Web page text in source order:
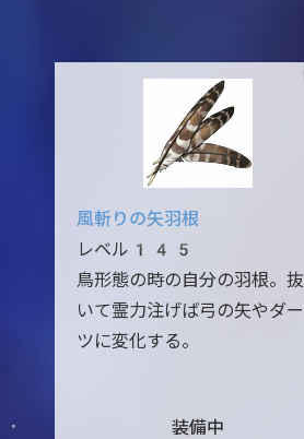
風斬りの矢羽根
レベル145
鳥形態の時の自分の羽根。抜
いて霊力注げば弓の矢やダー
ツに変化する。
装備中